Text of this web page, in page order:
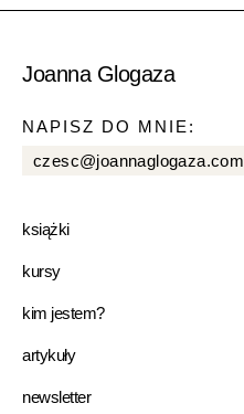
Joanna Glogaza
NAPISZ DO MNIE:
czesc@joannaglogaza.com
książki
kursy
kim jestem?
artykuły
newsletter